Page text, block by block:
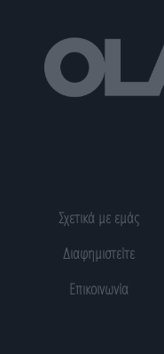
Σχετικά με εμάς
Διαφημιστείτε
Επικοινωνία